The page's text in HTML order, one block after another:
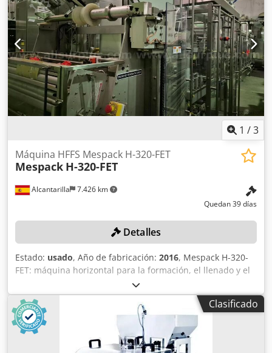
1 /3
Alcantarilla 7.426 km
Máquina HFFS Mespack H-320-FET
Mespack H-320-FET
Quedan 39 días
Detalles
Estado: usado, Año de fabricación: 2016, Mespack H-320-
FET: máquina horizontal para la formación, el llenado y el
sellado de sobres (2016) Esta máquina utiliza la tecnología
de formación, llenado y sellado, en la que la película se
dobla por la mitad y, posteriormente, se sellan la parte
inferior y los lados, dejando la parte superior abierta. A
continuación, los sobres se cortan para separarlos, se
llenan con el producto y se sellan en la parte superior
Clasificado